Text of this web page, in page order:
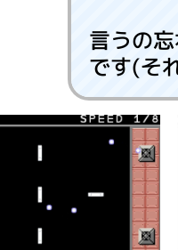
言うの
です(そ